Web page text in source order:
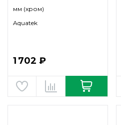
мм (хром)
Aquatek
1 702 ₽